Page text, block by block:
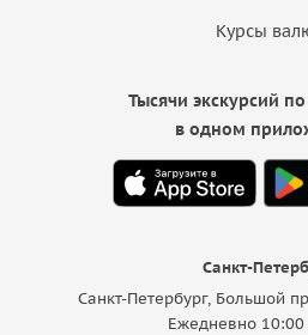
Курсы
Санкт-
Санкт-Петербург, Большой
Ежедневно
Тысячи экскурсий
в одном